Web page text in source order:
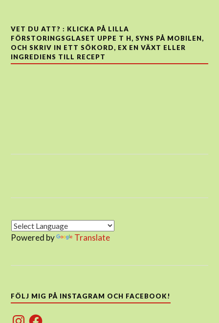
VET DU ATT? : KLICKA PÅ LILLA
FÖRSTORINGSGLASET UPPE T H, SYNS PÅ MOBILEN,
OCH SKRIV IN ETT SÖKORD, EX EN VÄXT ELLER
INGREDIENS TILL RECEPT
Powered by Translate
FÖLJ MIG PÅ INSTAGRAM OCH FACEBOOK!
InstagramFacebook